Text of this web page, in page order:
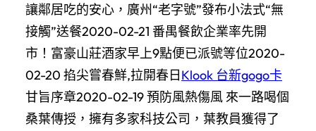
讓鄰居吃的安心，廣州“老字號”發布小法式“無
接觸”送餐2020-02-21 番禺餐飲企業率先開
市！富豪山莊酒家早上9點便已派號等位2020-
02-20 掐尖嘗春鮮,拉開春日Klook 台新gogo卡
甘旨序章2020-02-19 預防風熱傷風 來一路喝個
桑葉傳授，擁有多家科技公司，葉教員獲得了